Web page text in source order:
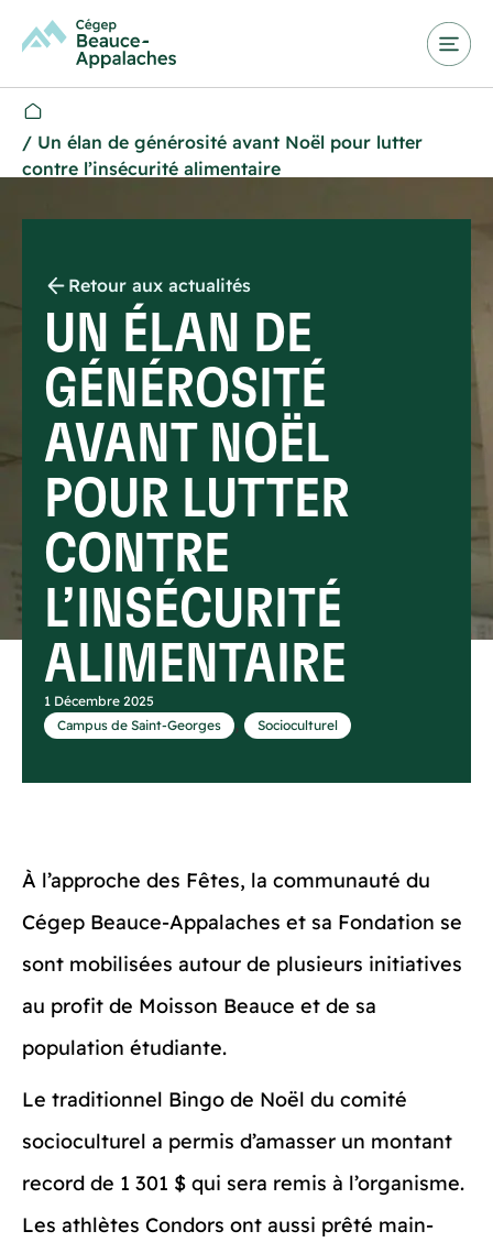
/ Un élan de générosité avant Noël pour lutter
contre l’insécurité alimentaire
Retour aux actualités
UN ÉLAN DE
GÉNÉROSITÉ
AVANT NOËL
POUR LUTTER
CONTRE
L’INSÉCURITÉ
ALIMENTAIRE
1 Décembre 2025
Campus de Saint-Georges
, Socioculturel
À l’approche des Fêtes, la communauté du
Cégep Beauce-Appalaches et sa Fondation se
sont mobilisées autour de plusieurs initiatives
au profit de Moisson Beauce et de sa
population étudiante.
Le traditionnel Bingo de Noël du comité
socioculturel a permis d’amasser un montant
record de 1 301 $ qui sera remis à l’organisme.
Les athlètes Condors ont aussi prêté main-